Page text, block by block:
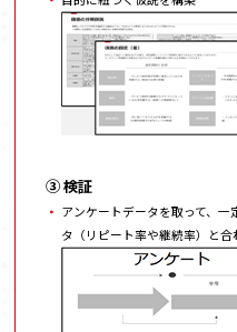
③ 検証
アンケートデータを取って、
タ（リピート率や継続率）と合